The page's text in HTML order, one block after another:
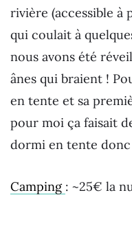
rivière (accessible à
qui coulait à
nous avons été
ânes qui braient !
en tente et sa
pour moi ça faisait
dormi en tente donc
Camping : ~25€ la